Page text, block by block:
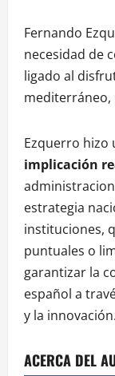
Fernando
necesidad de
ligado al
mediterráneo,
Ezquerro hizo
implicación
estrategia
instituciones,
puntuales o
garantizar la
español a
y la innovación.
ACERCA DEL